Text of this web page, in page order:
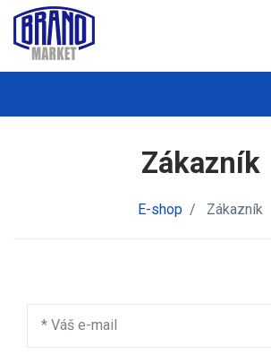
Zákazník
E-shop / Zákazník
* Váš e-mail